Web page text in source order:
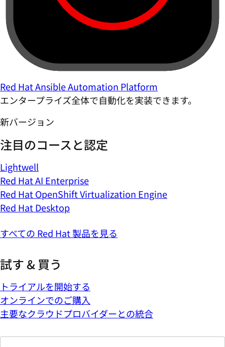
Red Hat Ansible Automation Platform
エンタープライズ全体で自動化を実装できます。
新バージョン
注目のコースと認定
Lightwell
Red Hat AI Enterprise
Red Hat OpenShift Virtualization Engine
Red Hat Desktop
すべての Red Hat 製品を見る
試す & 買う
トライアルを開始する
オンラインでのご購入
主要なクラウドプロバイダーとの統合